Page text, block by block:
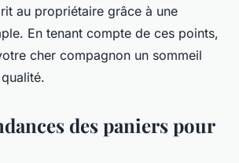
au propriétaire grâce à une
En tenant compte de ces points,
cher compagnon un sommeil
des paniers pour